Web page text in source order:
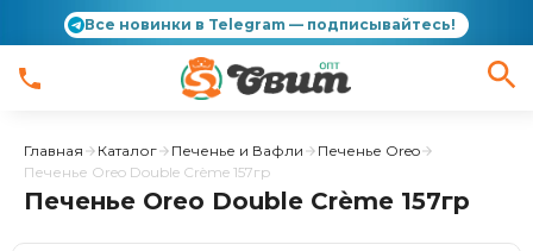
Все новинки в Telegram — подписывайтесь!
Главная Каталог Печенье и Вафли
Печенье Oreo
Печенье Oreo Double Crème 157гр
Печенье Oreo Double Crème 157гр